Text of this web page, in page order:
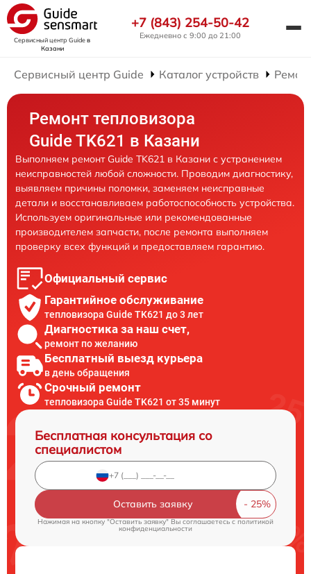
Сервисный центр Guideв
Казани
+7 (843) 254-50-42
Ежедневно с 9:00 до 21:00
Сервисный центр Guide Каталог устройств
Ремонт тепловизора
Guide TK621 в Казани
Выполняем ремонт Guide TK621 в Казани с устранением
неисправностей любой сложности. Проводим диагностику,
выявляем причины поломки, заменяем неисправные
детали и восстанавливаем работоспособность устройства.
Используем оригинальные или рекомендованные
производителем запчасти, после ремонта выполняем
проверку всех функций и предоставляем гарантию.
Официальный сервис
Гарантийное обслуживание
тепловизора Guide TK621 до 3 лет
Диагностика за наш счет,
ремонт по желанию
Бесплатный выезд курьера
в день обращения
Срочный ремонт
тепловизора Guide TK621 от 35 минут
Бесплатная консультация со
специалистом
Оставить заявку
Нажимая на кнопку "Оставить заявку" Вы соглашаетесь cполитикой
конфиденциальности